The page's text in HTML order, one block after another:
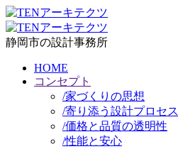
静岡市の設計事務所
HOME
コンセプト
/家づくりの思想
/寄り添う設計プロセス
/価格と品質の透明性
/性能と安心